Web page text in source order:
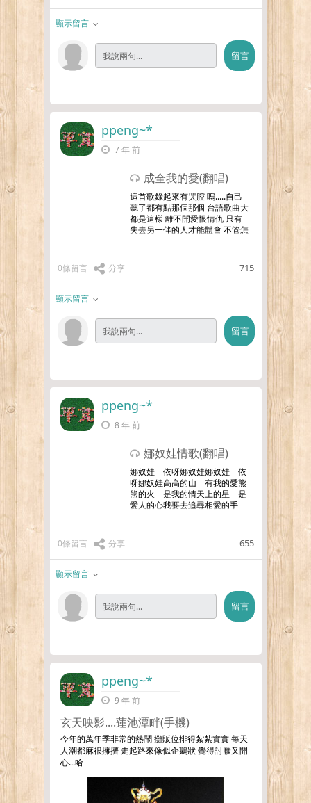
顯示留言
ppeng~*
7 年 前
成全我的愛(翻唱)
這首歌錄起來有哭腔 嗚.....自己
聽了都有點那個那個 台語歌曲大
都是這樣 離不開愛恨情仇 只有
失去另一伴的人才能體會 不管怎
0條留言 分享 715
顯示留言
ppeng~*
8 年 前
娜奴娃情歌(翻唱)
娜奴娃 依呀娜奴娃娜奴娃 依
呀娜奴娃高高的山 有我的愛熊
熊的火 是我的情天上的星 是
愛人的心我要去追尋相愛的手
娜奴娃 依呀娜奴娃娜奴娃 依
0條留言 分享 655
顯示留言
ppeng~*
9 年 前
玄天映影....蓮池潭畔(手機)
今年的萬年季非常的熱鬧 攤販位排得紮紮實實 每天
人潮都麻很擁擠 走起路來像似企鵝狀 覺得討厭又開
心...哈